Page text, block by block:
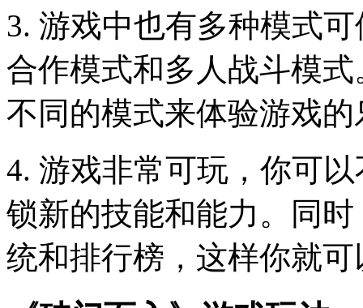
3. 游戏中也有多种模式
合作模式和多人战斗模
不同的模式来体验游戏的
4. 游戏非常可玩，你可
锁新的技能和能力。同
统和排行榜，这样你就